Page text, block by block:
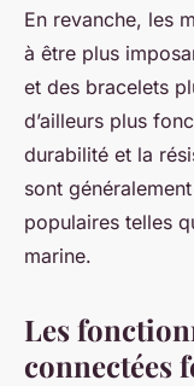
En revanche, les
à être plus
et des bracelets
d’ailleurs plus
durabilité et la
sont
populaires telles
marine.
Les
connectées